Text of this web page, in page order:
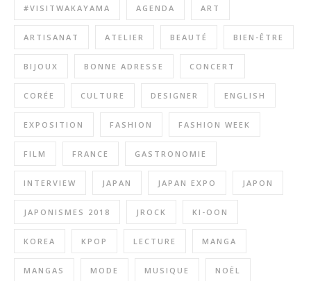
#VISITWAKAYAMA AGENDA ART
ARTISANAT ATELIER BEAUTÉ BIEN-ÊTRE
BIJOUX BONNE ADRESSE CONCERT
CORÉE CULTURE DESIGNER ENGLISH
EXPOSITION FASHION FASHION WEEK
FILM FRANCE GASTRONOMIE
INTERVIEW JAPAN JAPAN EXPO JAPON
JAPONISMES 2018 JROCK KI-OON
KOREA KPOP LECTURE MANGA
MANGAS MODE MUSIQUE NOËL